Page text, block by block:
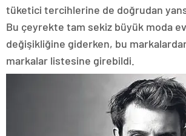
tüketici tercihlerine de doğrudan
Bu çeyrekte tam sekiz büyük moda
değişikliğine giderken, bu
markalar listesine girebildi.